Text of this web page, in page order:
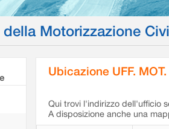
Motorizzazione
Ubicazione UFF.
Qui trovi l'indirizzo dell'ufficio
A disposizione anche una